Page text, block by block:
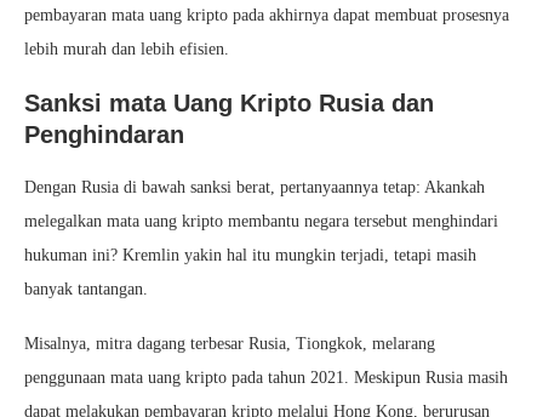
pembayaran mata uang kripto pada akhirnya dapat membuat prosesnya
lebih murah dan lebih efisien.
Sanksi mata Uang Kripto Rusia dan
Penghindaran
Dengan Rusia di bawah sanksi berat, pertanyaannya tetap: Akankah
melegalkan mata uang kripto membantu negara tersebut menghindari
hukuman ini? Kremlin yakin hal itu mungkin terjadi, tetapi masih
banyak tantangan.
Misalnya, mitra dagang terbesar Rusia, Tiongkok, melarang
penggunaan mata uang kripto pada tahun 2021. Meskipun Rusia masih
dapat melakukan pembayaran kripto melalui Hong Kong, berurusan